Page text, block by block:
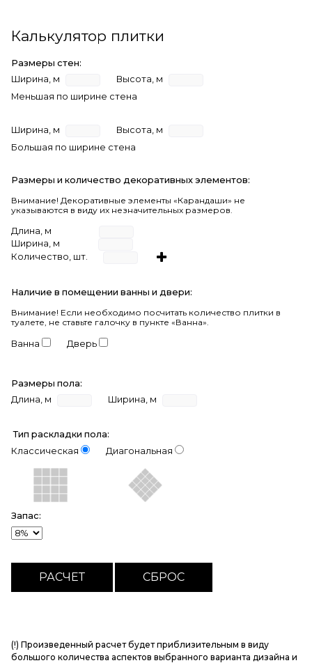
Калькулятор плитки
Размеры стен:
Ширина, м
Высота, м
Меньшая по ширине стена
Ширина, м
Высота, м
Большая по ширине стена
Размеры и количество декоративных элементов:
Внимание! Декоративные элементы «Карандаши» не
указываются в виду их незначительных размеров.
Длина, м
Ширина, м
Количество, шт.
Наличие в помещении ванны и двери:
Внимание! Если необходимо посчитать количество плитки в
туалете, не ставьте галочку в пункте «Ванна».
Ванна Дверь
Размеры пола:
Длина, м
Ширина, м
Тип раскладки пола:
Классическая
Диагональная
Запас:
(!) Произведенный расчет будет приблизительным в виду
большого количества аспектов выбранного варианта дизайна и